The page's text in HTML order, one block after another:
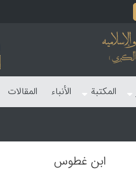
المکتبة الأنباء المقالات
ابن غطوس